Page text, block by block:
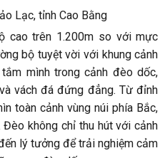
Lạc, tỉnh Cao Bằng
cao trên 1.200m so với mực
bộ tuyệt vời với khung cảnh
mình trong cảnh đèo dốc,
vách đá đứng đẳng. Từ đỉnh
toàn cảnh vùng núi phía Bắc,
không chỉ thu hút với cảnh
lý tưởng để trải nghiệm cảm